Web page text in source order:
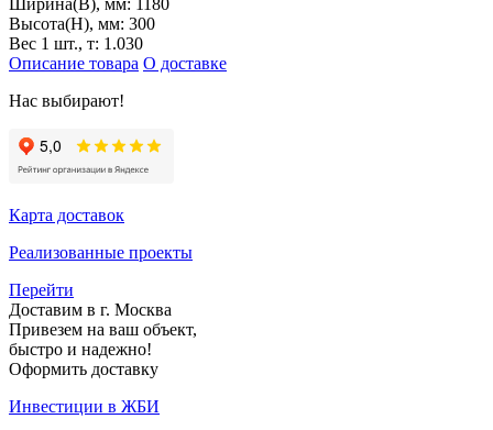
Высота(H), мм: 300
Вес 1 шт., т: 1.030
Описание товара О доставке
Нас выбирают!
Карта доставок
Реализованные проекты
Перейти
Доставим в г. Москва
Привезем на ваш объект,
быстро и надежно!
Оформить доставку
Инвестиции в ЖБИ